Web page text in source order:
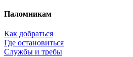
Паломникам
Как добраться
Где остановиться
Службы и требы